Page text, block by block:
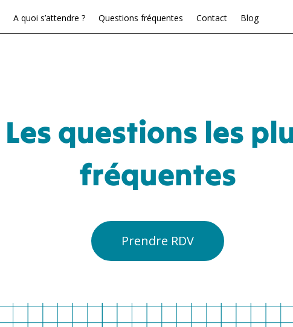
A quoi s’attendre ? Questions fréquentes Contact Blog
Les questions les
fréquentes
Prendre RDV